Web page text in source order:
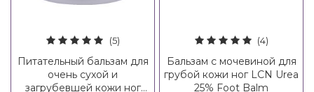
(5)
Питательный бальзам для
очень сухой и
загрубевшей кожи ног
(4)
Бальзам с мочевиной для
грубой кожи ног LCN Urea
25% Foot Balm